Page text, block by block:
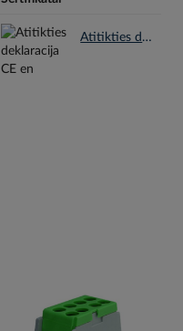
Atitikties deklaracija CE en.pdf